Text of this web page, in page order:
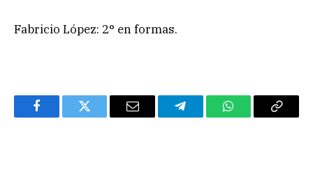
Fabricio López: 2° en formas.
FacebookTwitter Email TelegramWhatsAppCopy